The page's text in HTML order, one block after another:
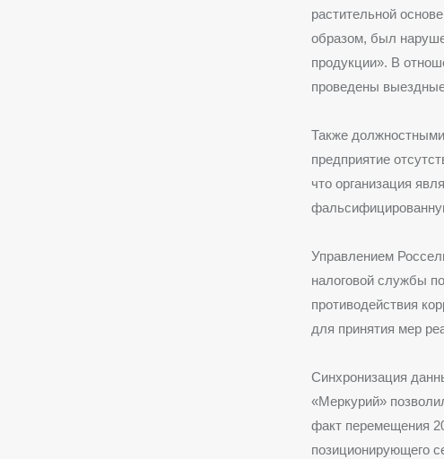
растительной
образом, был
продукции». В
проведены
Также
предприятие
что организация
Управлением
налоговой службы
противодействия
для принятия мер
Синхронизация
«Меркурий»
факт перемещения
позиционирующего